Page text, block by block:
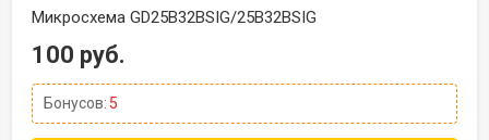
Микросхема GD25B32BSIG/25B32BSIG
100 руб.
Бонусов: 5